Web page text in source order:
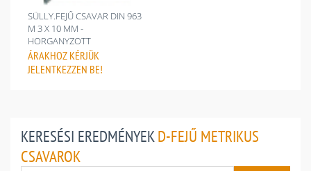
SÜLLY.FEJŰ CSAVAR DIN 963
M 3 X 10 MM -
HORGANYZOTT
ÁRAKHOZ KÉRJÜK
JELENTKEZZEN BE!
KERESÉSI EREDMÉNYEKD-FEJŰ METRIKUS
CSAVAROK